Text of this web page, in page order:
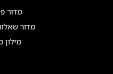
מדור
מדור
מילון